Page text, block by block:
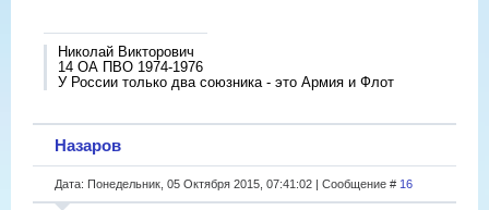
Николай Викторович
14 ОА ПВО 1974-1976
У России только два союзника - это Армия и Флот
Назаров
Дата: Понедельник, 05 Октября 2015, 07:41:02 | Сообщение # 16